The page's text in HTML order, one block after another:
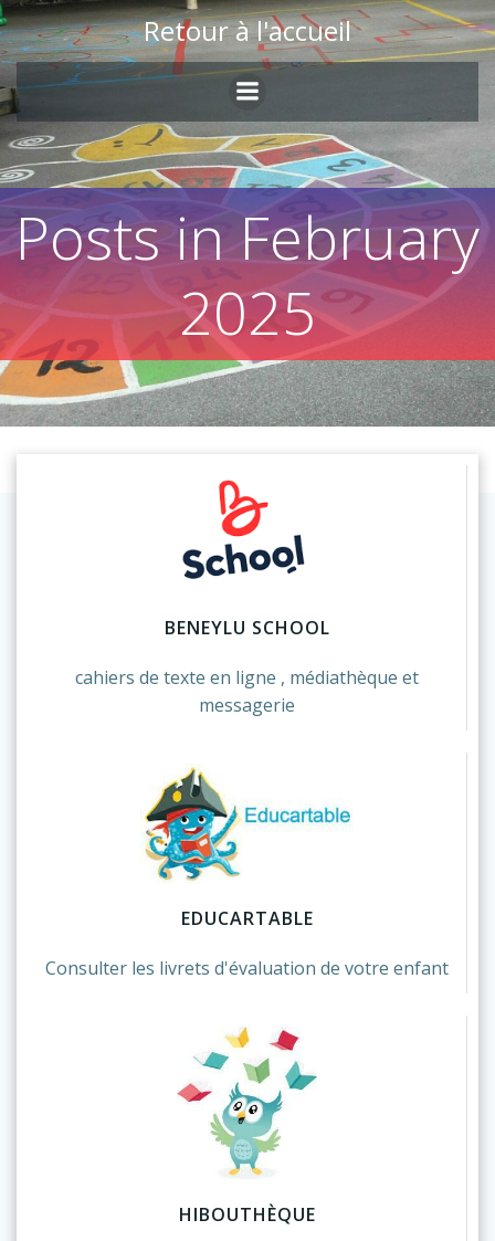
Skip
to
content
Retour à l'accueil
Posts in February
2025
BENEYLU SCHOOL
cahiers de texte en ligne , médiathèque et
messagerie
EDUCARTABLE
Consulter les livrets d'évaluation de votre enfant
HIBOUTHÈQUE